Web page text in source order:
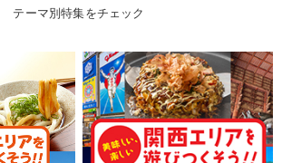
テーマ別特集をチェック